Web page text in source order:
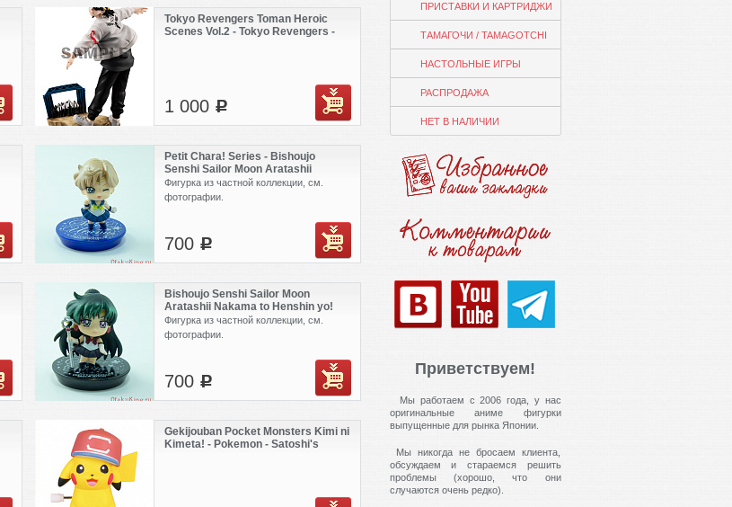
Tokyo Revengers Toman Heroic
Scenes Vol.2 - Tokyo Revengers -
1 000 c
Petit Chara! Series - Bishoujo
Senshi Sailor Moon Aratashii
Nakama to Henshin yo! Hen
GLITTER ver. Version B - Sailor
Фигурка из частной коллекции, см.
фотографии.
700 c
Bishoujo Senshi Sailor Moon
Aratashii Nakama to Henshin yo!
Hen GLITTER ver. - Glitter ver,
Version A - Sailor Pluto (б.у)
Фигурка из частной коллекции, см.
фотографии.
700 c
Gekijouban Pocket Monsters Kimi ni
Kimeta! - Pokemon - Satoshi's
ПРИСТАВКИ И КАРТРИДЖИ
ТАМАГОЧИ / TAMAGOTCHI
НАСТОЛЬНЫЕ ИГРЫ
РАСПРОДАЖА
НЕТ В НАЛИЧИИ
Приветствуем!
Мы работаем с 2006 года, у нас
оригинальные аниме фигурки
выпущенные для рынка Японии.
Мы никогда не бросаем клиента,
обсуждаем и стараемся решить
проблемы (хорошо, что они
случаются очень редко).